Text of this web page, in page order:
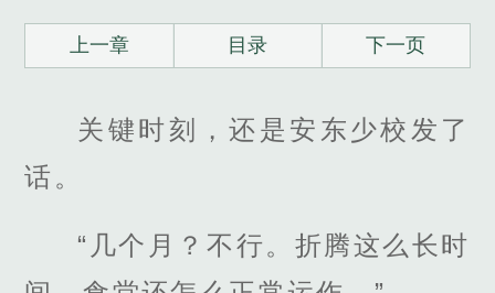
上一章 目录 下一页
关键时刻，还是安东少校发了
话。
“几个月？不行。折腾这么长时